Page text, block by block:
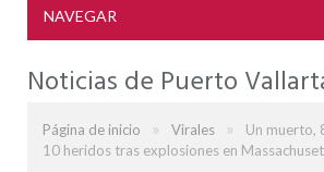
NAVEGAR
Noticias de Puerto
Página de inicio » Virales »
Un muerto,
10 heridos tras explosiones en